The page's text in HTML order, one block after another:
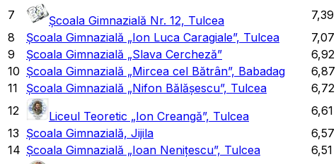
7
Școala Gimnazială Nr. 12, Tulcea 7,39
8
Școala Gimnazială „Ion Luca Caragiale”, Tulcea 7,07
9
Școala Gimnazială „Slava Cercheză” 6,92
10 Școala Gimnazială „Mircea cel Bătrân”, Babadag 6,87
11
Școala Gimnazială „Nifon Bălășescu”, Tulcea 6,72
12
Liceul Teoretic „Ion Creangă”, Tulcea 6,61
13 Școala Gimnazială, Jijila 6,57
14 Școala Gimnazială „Ioan Nenițescu”, Tulcea 6,51